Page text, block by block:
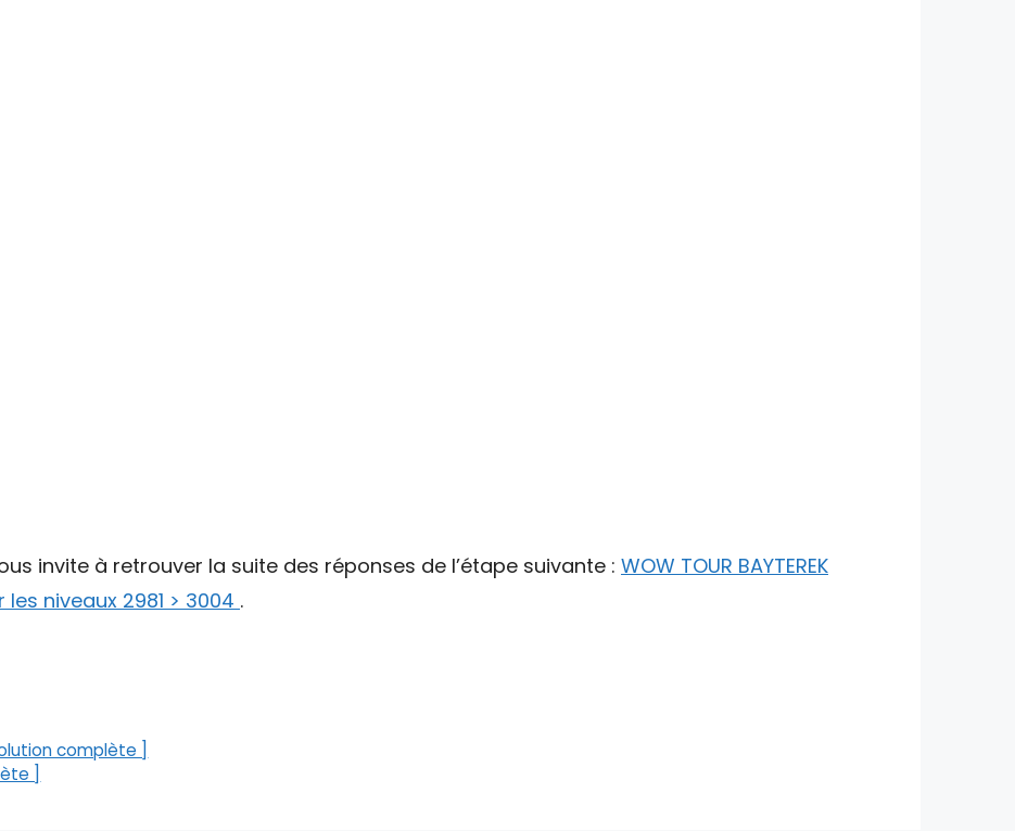
invite à retrouver la suite des réponses de l’étape suivante : WOW TOUR BAYTEREK
les niveaux 2981 > 3004 .
complète ]
]